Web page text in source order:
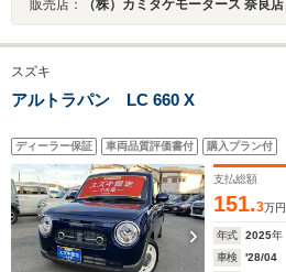
販売店： （株）カミタケモータース 奈良店
スズキ
アルトラパン LC 660 X
ディーラー保証 車両品質評価書付 購入プラン付
支払総額
151.3万円
年式 2025年
車検
'28/04